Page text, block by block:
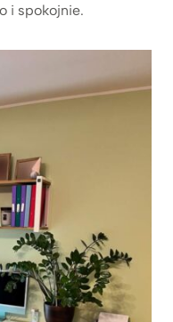
i spokojnie.